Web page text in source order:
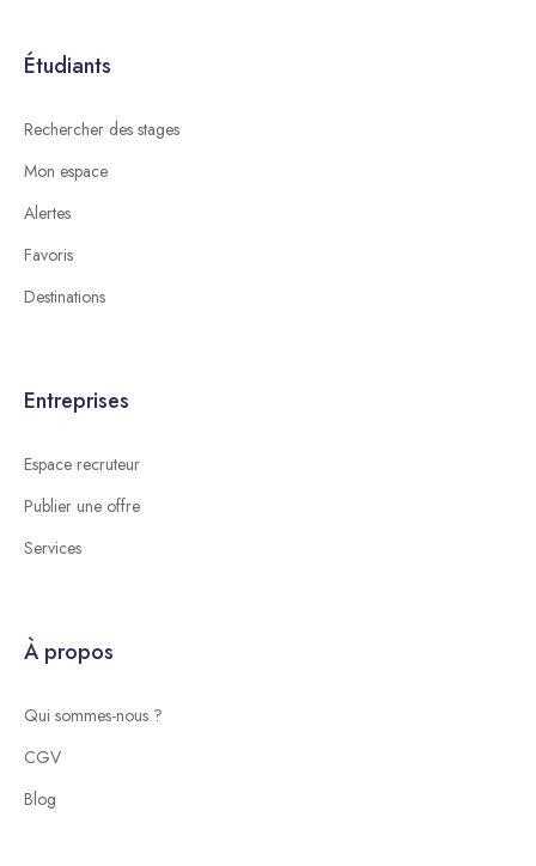
Étudiants
Rechercher des stages
Mon espace
Alertes
Favoris
Destinations
Entreprises
Espace recruteur
Publier une offre
Services
À propos
Qui sommes-nous ?
CGV
Blog